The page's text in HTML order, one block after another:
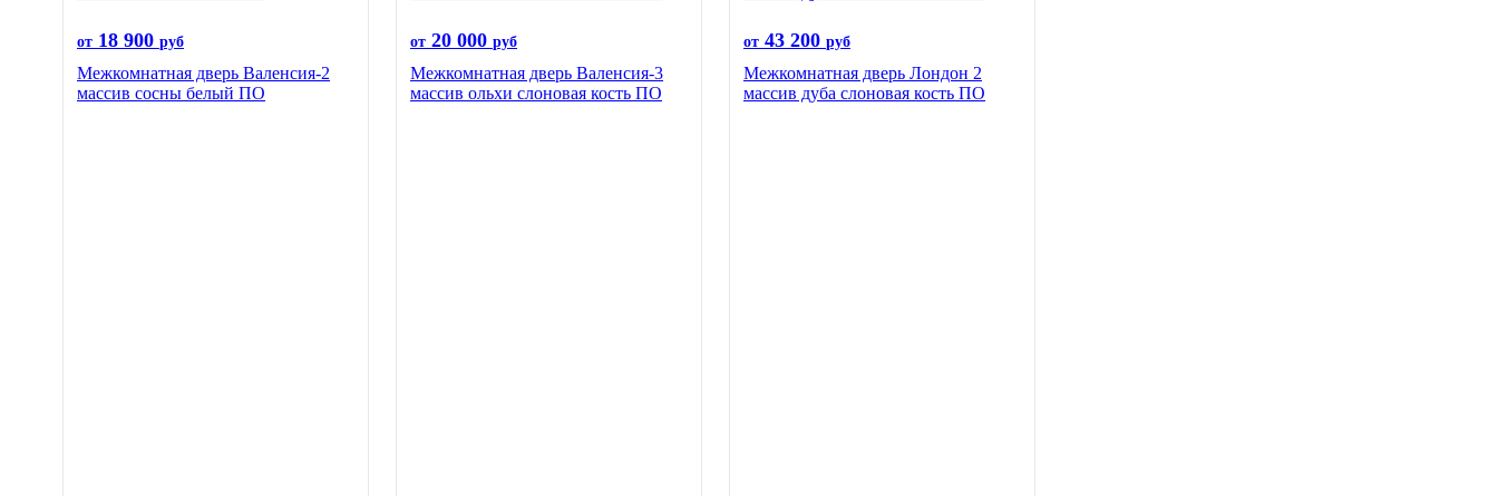
от 18 900 руб
Межкомнатная дверь Валенсия-2
массив сосны белый ПО
от 20 000 руб
Межкомнатная дверь Валенсия-3
массив ольхи слоновая кость ПО
от 43 200 руб
Межкомнатная дверь Лондон 2
массив дуба слоновая кость ПО